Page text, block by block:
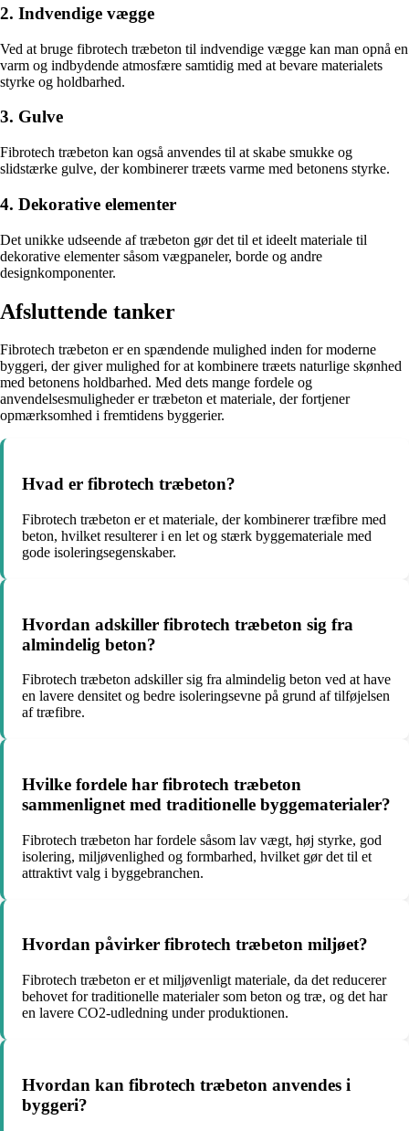
2. Indvendige vægge
Ved at bruge fibrotech træbeton til indvendige vægge kan man opnå en
varm og indbydende atmosfære samtidig med at bevare materialets
styrke og holdbarhed.
3. Gulve
Fibrotech træbeton kan også anvendes til at skabe smukke og
slidstærke gulve, der kombinerer træets varme med betonens styrke.
4. Dekorative elementer
Det unikke udseende af træbeton gør det til et ideelt materiale til
dekorative elementer såsom vægpaneler, borde og andre
designkomponenter.
Afsluttende tanker
Fibrotech træbeton er en spændende mulighed inden for moderne
byggeri, der giver mulighed for at kombinere træets naturlige skønhed
med betonens holdbarhed. Med dets mange fordele og
anvendelsesmuligheder er træbeton et materiale, der fortjener
opmærksomhed i fremtidens byggerier.
Hvad er fibrotech træbeton?
Fibrotech træbeton er et materiale, der kombinerer træfibre med
beton, hvilket resulterer i en let og stærk byggemateriale med
gode isoleringsegenskaber.
Hvordan adskiller fibrotech træbeton sig fra
almindelig beton?
Fibrotech træbeton adskiller sig fra almindelig beton ved at have
en lavere densitet og bedre isoleringsevne på grund af tilføjelsen
af træfibre.
Hvilke fordele har fibrotech træbeton
sammenlignet med traditionelle byggematerialer?
Fibrotech træbeton har fordele såsom lav vægt, høj styrke, god
isolering, miljøvenlighed og formbarhed, hvilket gør det til et
attraktivt valg i byggebranchen.
Hvordan påvirker fibrotech træbeton miljøet?
Fibrotech træbeton er et miljøvenligt materiale, da det reducerer
behovet for traditionelle materialer som beton og træ, og det har
en lavere CO2-udledning under produktionen.
Hvordan kan fibrotech træbeton anvendes i
byggeri?